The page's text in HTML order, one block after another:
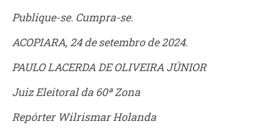
Publique-se. Cumpra-se.
ACOPIARA, 24 de setembro de 2024.
PAULO LACERDA DE OLIVEIRA JÚNIOR
Juiz Eleitoral da 60ª Zona
Repórter Wilrismar Holanda